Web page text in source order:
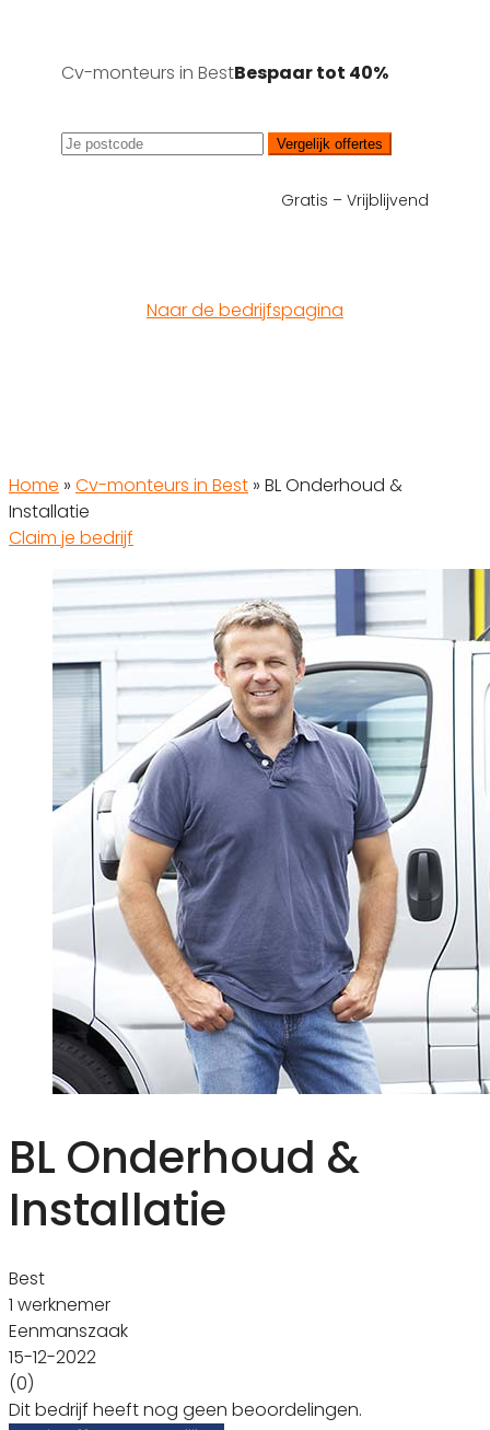
Cv-monteurs in BestBespaar tot 40%
Vergelijk offertes
Gratis – Vrijblijvend
Naar de bedrijfspagina
Home » Cv-monteurs in Best » BL Onderhoud &
Installatie
Claim je bedrijf
BL Onderhoud &
Installatie
Best
1 werknemer
Eenmanszaak
15-12-2022
(0)
Dit bedrijf heeft nog geen beoordelingen.